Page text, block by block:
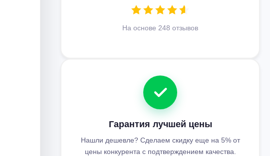
На основе 248 отзывов
Гарантия лучшей цены
Нашли дешевле? Сделаем скидку еще на 5% от
цены конкурента с подтверждением качества.